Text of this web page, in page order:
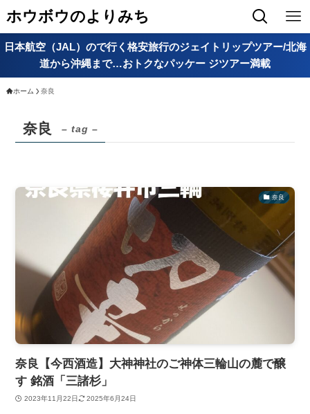
ホウボウのよりみち
日本航空（JAL）ので行く格安旅行のジェイトリップツアー/北海
道から沖縄まで…おトクなパッケー ジツアー満載
ホーム 奈良
奈良 – tag –
奈良
奈良【今西酒造】大神神社のご神体三輪山の麓で醸
す 銘酒「三諸杉」
2023年11月22日 2025年6月24日